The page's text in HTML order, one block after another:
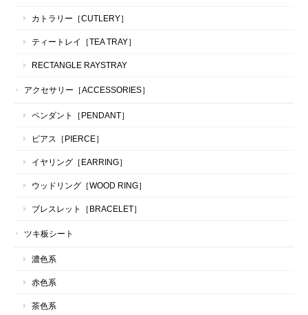
カトラリー［CUTLERY］
ティートレイ［TEA TRAY］
RECTANGLE RAYSTRAY
アクセサリー［ACCESSORIES］
ペンダント［PENDANT］
ピアス［PIERCE］
イヤリング［EARRING］
ウッドリング［WOOD RING］
ブレスレット［BRACELET］
ツキ板シート
濃色系
赤色系
茶色系